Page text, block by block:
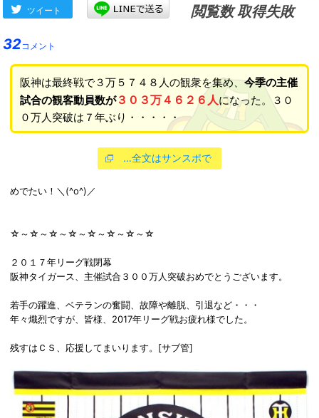
ツイート
閲覧数 取得失敗
32コメント
阪神は最終戦で３万５７４８人の観衆を集め、今季の主催
試合の観客動員数が３０３万４６２６人になった。３０
０万人突破は７年ぶり・・・・・
…全文はサンスポで
めでたい！＼(^o^)／
☆～☆～☆～☆～☆～☆～☆～☆
２０１７年リーグ戦閉幕
阪神タイガース、主催試合３００万人突破おめでとうございます。
若手の躍進、ベテランの奮闘、故障や離脱、引退など・・・
年々熾烈ですが、皆様、2017年リーグ戦お疲れ様でした。
残すはＣＳ、応援してまいります。[サブ管]